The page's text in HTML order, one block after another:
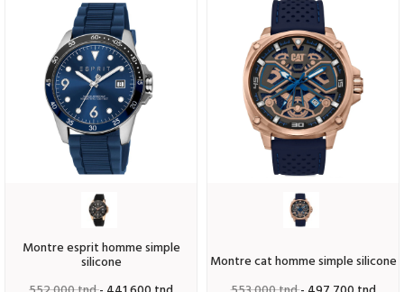
montre esprit homme simple
silicone
montre cat homme simple silicone